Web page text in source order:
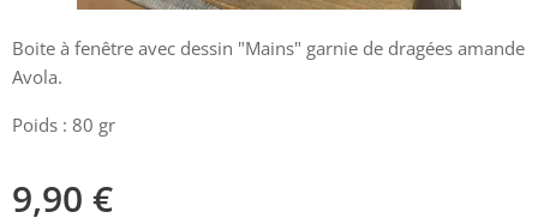
Boite à fenêtre avec dessin "Mains" garnie de dragées amande
Avola.
Poids : 80 gr
9,90 €